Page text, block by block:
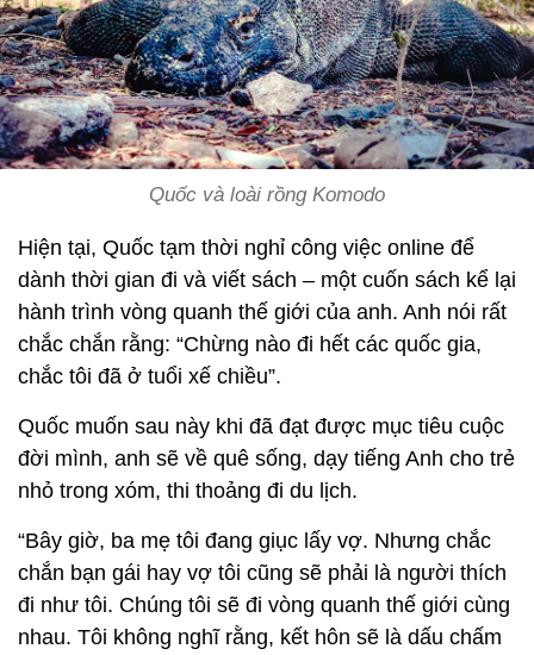
Quốc và loài rồng Komodo
Hiện tại, Quốc tạm thời nghỉ công việc online để
dành thời gian đi và viết sách – một cuốn sách kể lại
hành trình vòng quanh thế giới của anh. Anh nói rất
chắc chắn rằng: “Chừng nào đi hết các quốc gia,
chắc tôi đã ở tuổi xế chiều”.
Quốc muốn sau này khi đã đạt được mục tiêu cuộc
đời mình, anh sẽ về quê sống, dạy tiếng Anh cho trẻ
nhỏ trong xóm, thi thoảng đi du lịch.
“Bây giờ, ba mẹ tôi đang giục lấy vợ. Nhưng chắc
chắn bạn gái hay vợ tôi cũng sẽ phải là người thích
đi như tôi. Chúng tôi sẽ đi vòng quanh thế giới cùng
nhau. Tôi không nghĩ rằng, kết hôn sẽ là dấu chấm